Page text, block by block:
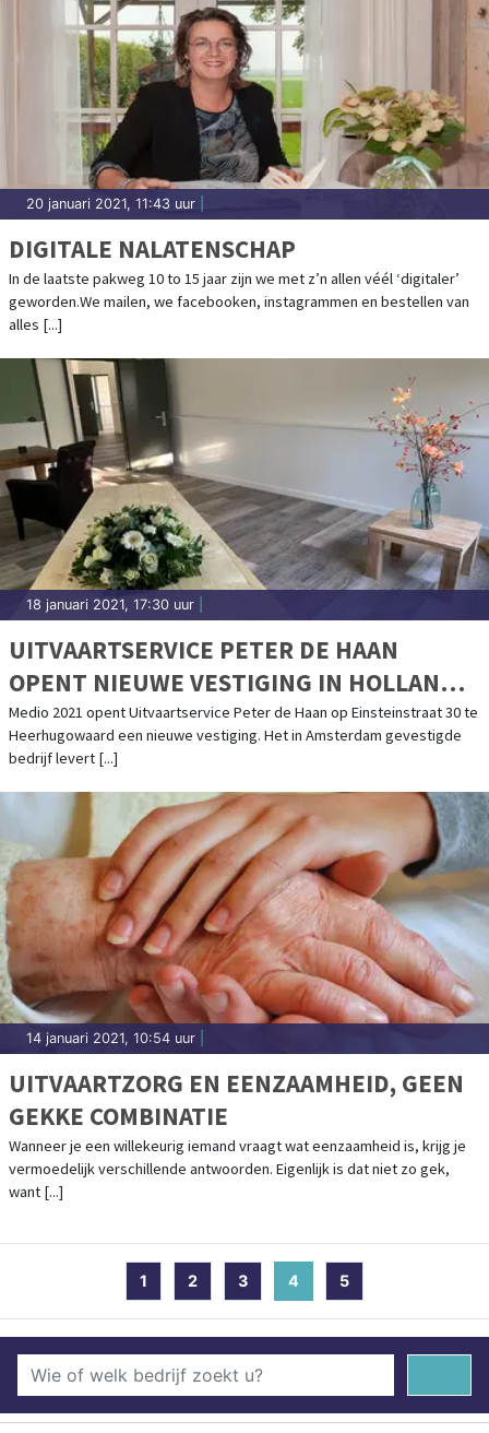
20 januari 2021, 11:43 uur
DIGITALE NALATENSCHAP
In de laatste pakweg 10 to 15 jaar zijn we met z’n allen véél ‘digitaler’
geworden.We mailen, we facebooken, instagrammen en bestellen van
alles [...]
18 januari 2021, 17:30 uur
UITVAARTSERVICE PETER DE HAAN
OPENT NIEUWE VESTIGING IN HOLLANDS
KROON!
Medio 2021 opent Uitvaartservice Peter de Haan op Einsteinstraat 30 te
Heerhugowaard een nieuwe vestiging. Het in Amsterdam gevestigde
bedrijf levert [...]
14 januari 2021, 10:54 uur
UITVAARTZORG EN EENZAAMHEID, GEEN
GEKKE COMBINATIE
Wanneer je een willekeurig iemand vraagt wat eenzaamheid is, krijg je
vermoedelijk verschillende antwoorden. Eigenlijk is dat niet zo gek,
want [...]
1 2 3 4 (current)
5